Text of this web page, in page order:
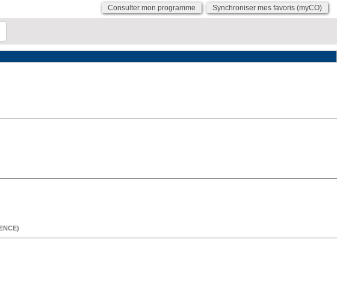
Consulter mon programme Synchroniser mes favoris (myCO)
)